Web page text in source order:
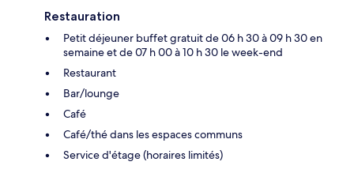
Restauration
Petit déjeuner buffet gratuit de 06 h 30 à 09 h 30 en
semaine et de 07 h 00 à 10 h 30 le week-end
Restaurant
Bar/lounge
Café
Café/thé dans les espaces communs
Service d'étage (horaires limités)